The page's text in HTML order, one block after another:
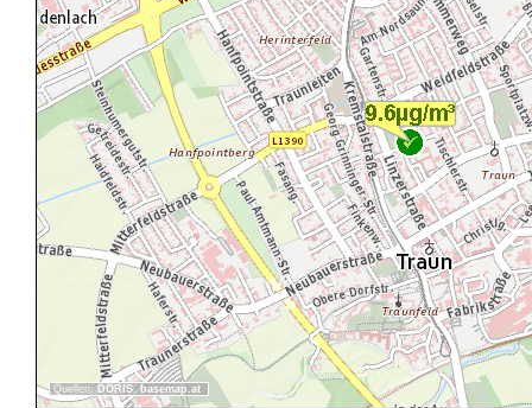
Quellen: DORIS, basemap.at